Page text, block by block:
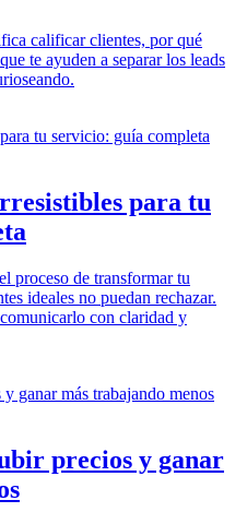
calificar clientes, por qué
te ayuden a separar los leads
para tu
proceso de transformar tu
ideales no puedan rechazar.
con claridad y
precios y ganar